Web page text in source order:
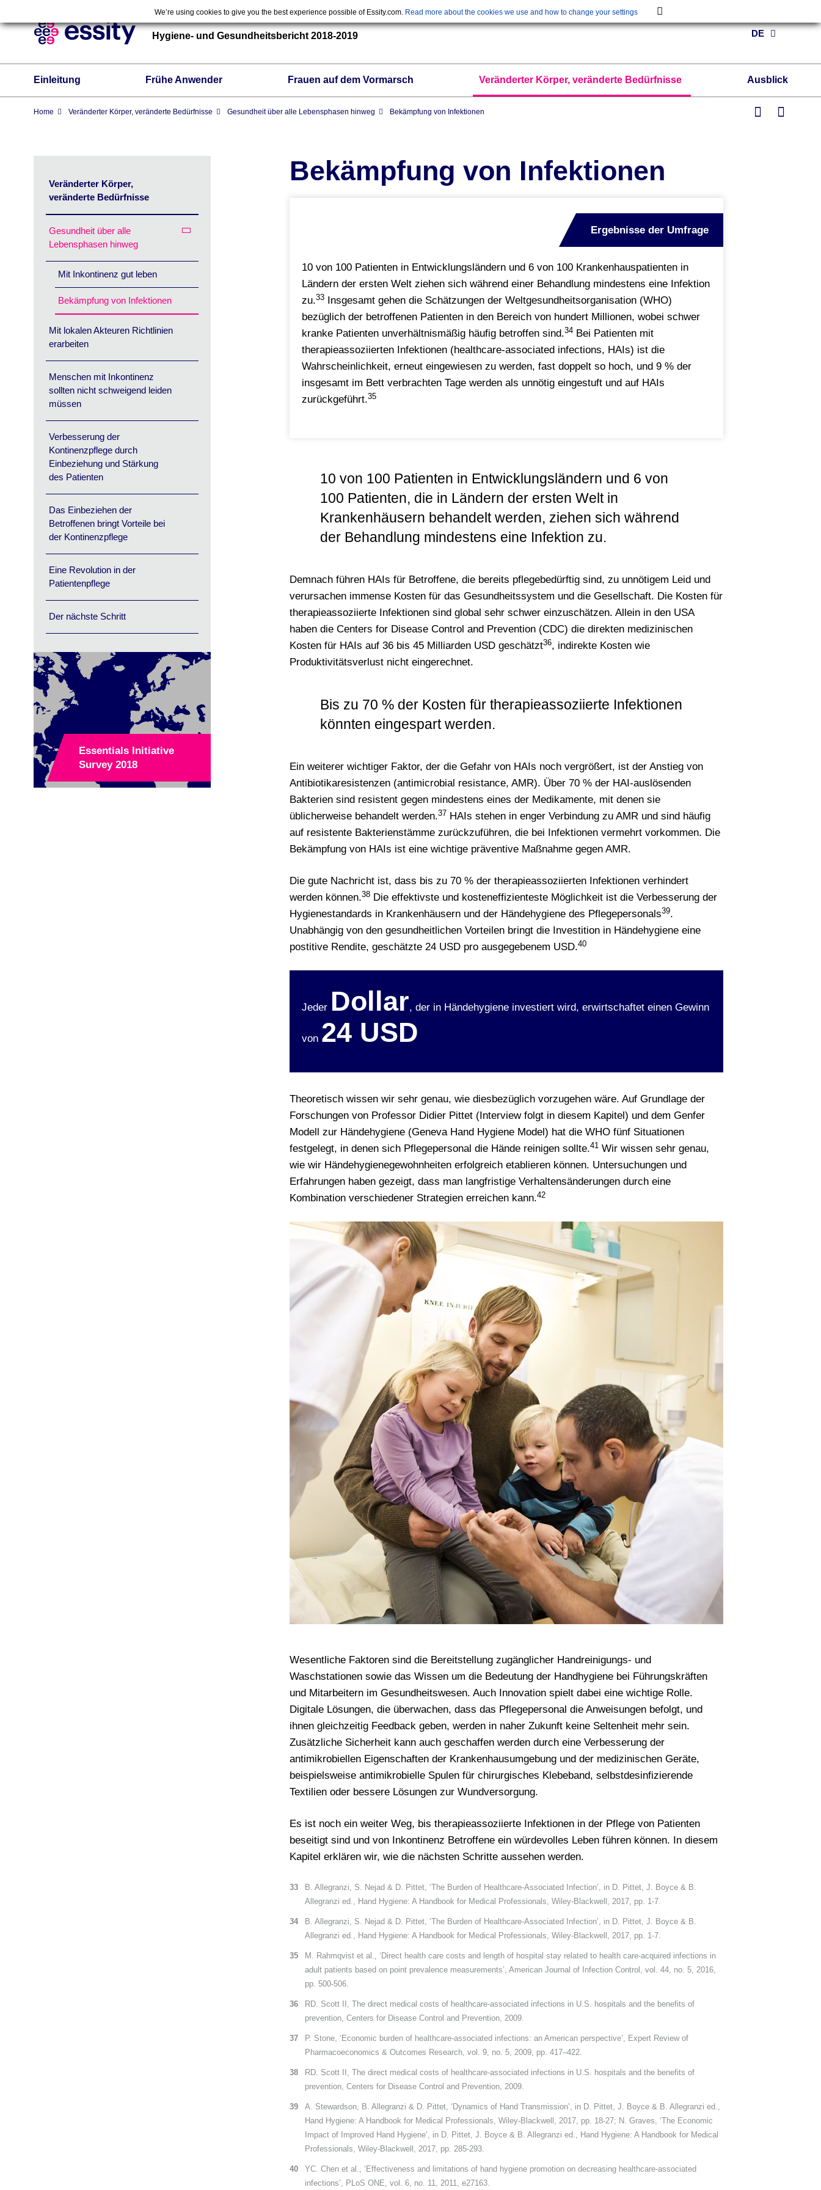
We’re using cookies to give you the best experience possible of Essity.com. Read more about the cookies we use and how to change your settings
Hygiene- und Gesundheitsbericht 2018-2019 DE
Einleitung Frühe Anwender Frauen auf dem Vormarsch Veränderter Körper, veränderte Bedürfnisse Ausblick
Home Veränderter Körper, veränderte Bedürfnisse Gesundheit über alle Lebensphasen hinweg Bekämpfung von Infektionen
Veränderter Körper,
veränderte Bedürfnisse
Gesundheit über alle
Lebensphasen hinweg
Mit Inkontinenz gut leben
Bekämpfung von Infektionen
Mit lokalen Akteuren Richtlinien
erarbeiten
Menschen mit Inkontinenz
sollten nicht schweigend leiden
müssen
Verbesserung der
Kontinenzpflege durch
Einbeziehung und Stärkung
des Patienten
Das Einbeziehen der
Betroffenen bringt Vorteile bei
der Kontinenzpflege
Eine Revolution in der
Patientenpflege
Der nächste Schritt
Essentials Initiative
Survey 2018
Bekämpfung von Infektionen
Ergebnisse der Umfrage
10 von 100 Patienten in Entwicklungsländern und 6 von 100 Krankenhauspatienten in
Ländern der ersten Welt ziehen sich während einer Behandlung mindestens eine Infektion
zu.33Insgesamt gehen die Schätzungen der Weltgesundheitsorganisation (WHO)
bezüglich der betroffenen Patienten in den Bereich von hundert Millionen, wobei schwer
kranke Patienten unverhältnismäßig häufig betroffen sind.34Bei Patienten mit
therapieassoziierten Infektionen (healthcare-associated infections, HAIs) ist die
Wahrscheinlichkeit, erneut eingewiesen zu werden, fast doppelt so hoch, und 9 % der
insgesamt im Bett verbrachten Tage werden als unnötig eingestuft und auf HAIs
zurückgeführt.35
10 von 100 Patienten in Entwicklungsländern und 6 von
100 Patienten, die in Ländern der ersten Welt in
Krankenhäusern behandelt werden, ziehen sich während
der Behandlung mindestens eine Infektion zu.
Demnach führen HAIs für Betroffene, die bereits pflegebedürftig sind, zu unnötigem Leid und
verursachen immense Kosten für das Gesundheitssystem und die Gesellschaft. Die Kosten für
therapieassoziierte Infektionen sind global sehr schwer einzuschätzen. Allein in den USA
haben die Centers for Disease Control and Prevention (CDC) die direkten medizinischen
Kosten für HAIs auf 36 bis 45 Milliarden USD geschätzt36, indirekte Kosten wie
Produktivitätsverlust nicht eingerechnet.
Bis zu 70 % der Kosten für therapieassoziierte Infektionen
könnten eingespart werden.
Ein weiterer wichtiger Faktor, der die Gefahr von HAIs noch vergrößert, ist der Anstieg von
Antibiotikaresistenzen (antimicrobial resistance, AMR). Über 70 % der HAI-auslösenden
Bakterien sind resistent gegen mindestens eines der Medikamente, mit denen sie
üblicherweise behandelt werden.37 HAIs stehen in enger Verbindung zu AMR und sind häufig
auf resistente Bakterienstämme zurückzuführen, die bei Infektionen vermehrt vorkommen. Die
Bekämpfung von HAIs ist eine wichtige präventive Maßnahme gegen AMR.
Die gute Nachricht ist, dass bis zu 70 % der therapieassoziierten Infektionen verhindert
werden können.38Die effektivste und kosteneffizienteste Möglichkeit ist die Verbesserung der
Hygienestandards in Krankenhäusern und der Händehygiene des Pflegepersonals39.
Unabhängig von den gesundheitlichen Vorteilen bringt die Investition in Händehygiene eine
postitive Rendite, geschätzte 24 USD pro ausgegebenem USD.40
Jeder Dollar, der in Händehygiene investiert wird, erwirtschaftet einen Gewinn
von 24 USD
Theoretisch wissen wir sehr genau, wie diesbezüglich vorzugehen wäre. Auf Grundlage der
Forschungen von Professor Didier Pittet (Interview folgt in diesem Kapitel) und dem Genfer
Modell zur Händehygiene (Geneva Hand Hygiene Model) hat die WHO fünf Situationen
festgelegt, in denen sich Pflegepersonal die Hände reinigen sollte.41Wir wissen sehr genau,
wie wir Händehygienegewohnheiten erfolgreich etablieren können. Untersuchungen und
Erfahrungen haben gezeigt, dass man langfristige Verhaltensänderungen durch eine
Kombination verschiedener Strategien erreichen kann.42
Wesentliche Faktoren sind die Bereitstellung zugänglicher Handreinigungs- und
Waschstationen sowie das Wissen um die Bedeutung der Handhygiene bei Führungskräften
und Mitarbeitern im Gesundheitswesen. Auch Innovation spielt dabei eine wichtige Rolle.
Digitale Lösungen, die überwachen, dass das Pflegepersonal die Anweisungen befolgt, und
ihnen gleichzeitig Feedback geben, werden in naher Zukunft keine Seltenheit mehr sein.
Zusätzliche Sicherheit kann auch geschaffen werden durch eine Verbesserung der
antimikrobiellen Eigenschaften der Krankenhausumgebung und der medizinischen Geräte,
beispielsweise antimikrobielle Spulen für chirurgisches Klebeband, selbstdesinfizierende
Textilien oder bessere Lösungen zur Wundversorgung.
Es ist noch ein weiter Weg, bis therapieassoziierte Infektionen in der Pflege von Patienten
beseitigt sind und von Inkontinenz Betroffene ein würdevolles Leben führen können. In diesem
Kapitel erklären wir, wie die nächsten Schritte aussehen werden.
33
B. Allegranzi, S. Nejad & D. Pittet, ‘The Burden of Healthcare-Associated Infection’, in D. Pittet, J. Boyce & B.
Allegranzi ed., Hand Hygiene: A Handbook for Medical Professionals, Wiley-Blackwell, 2017, pp. 1-7.
34
B. Allegranzi, S. Nejad & D. Pittet, ‘The Burden of Healthcare-Associated Infection’, in D. Pittet, J. Boyce & B.
Allegranzi ed., Hand Hygiene: A Handbook for Medical Professionals, Wiley-Blackwell, 2017, pp. 1-7.
35
M. Rahmqvist et al., ‘Direct health care costs and length of hospital stay related to health care-acquired infections in
adult patients based on point prevalence measurements’, American Journal of Infection Control, vol. 44, no. 5, 2016,
pp. 500-506.
36
RD. Scott II, The direct medical costs of healthcare-associated infections in U.S. hospitals and the benefits of
prevention, Centers for Disease Control and Prevention, 2009.
37
P. Stone, ‘Economic burden of healthcare-associated infections: an American perspective’, Expert Review of
Pharmacoeconomics & Outcomes Research, vol. 9, no. 5, 2009, pp. 417–422.
38
RD. Scott II, The direct medical costs of healthcare-associated infections in U.S. hospitals and the benefits of
prevention, Centers for Disease Control and Prevention, 2009.
39
A. Stewardson, B. Allegranzi & D. Pittet, ‘Dynamics of Hand Transmission’, in D. Pittet, J. Boyce & B. Allegranzi ed.,
Hand Hygiene: A Handbook for Medical Professionals, Wiley-Blackwell, 2017, pp. 18-27; N. Graves, ‘The Economic
Impact of Improved Hand Hygiene’, in D. Pittet, J. Boyce & B. Allegranzi ed., Hand Hygiene: A Handbook for Medical
Professionals, Wiley-Blackwell, 2017, pp. 285-293.
40
YC. Chen et al., ‘Effectiveness and limitations of hand hygiene promotion on decreasing healthcare-associated
infections’, PLoS ONE, vol. 6, no. 11, 2011, e27163.